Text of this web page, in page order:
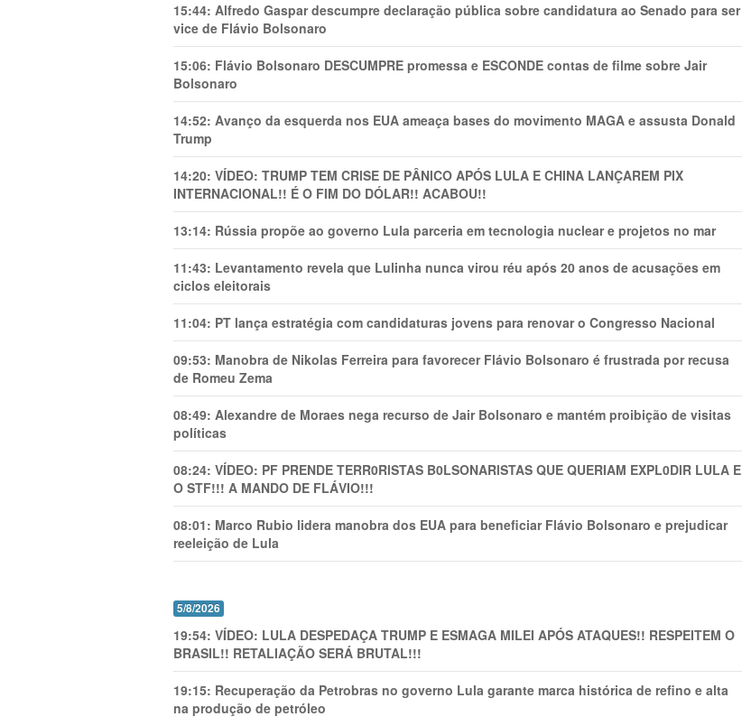
15:44: Alfredo Gaspar descumpre declaração pública sobre candidatura ao Senado para ser
vice de Flávio Bolsonaro
15:06: Flávio Bolsonaro DESCUMPRE promessa e ESCONDE contas de filme sobre Jair
Bolsonaro
14:52: Avanço da esquerda nos EUA ameaça bases do movimento MAGA e assusta Donald
Trump
14:20: VÍDEO: TRUMP TEM CRlSE DE PÂNlCO APÓS LULA E CHINA LANÇAREM PIX
INTERNACIONAL!! É O FIM DO DÓLAR!! ACABOU!!
13:14: Rússia propõe ao governo Lula parceria em tecnologia nuclear e projetos no mar
11:43: Levantamento revela que Lulinha nunca virou réu após 20 anos de acusações em
ciclos eleitorais
11:04: PT lança estratégia com candidaturas jovens para renovar o Congresso Nacional
09:53: Manobra de Nikolas Ferreira para favorecer Flávio Bolsonaro é frustrada por recusa
de Romeu Zema
08:49: Alexandre de Moraes nega recurso de Jair Bolsonaro e mantém proibição de visitas
políticas
08:24: VÍDEO: PF PRENDE TERR0RlSTAS B0LSONARlSTAS QUE QUERIAM EXPL0DlR LULA E
O STF!!! A MANDO DE FLÁVIO!!!
08:01: Marco Rubio lidera manobra dos EUA para beneficiar Flávio Bolsonaro e prejudicar
reeleição de Lula
5/8/2026
19:54: VÍDEO: LULA DESPEDAÇA TRUMP E ESMAGA MILEI APÓS ATAQUES!! RESPEITEM O
BRASIL!! RETALIAÇÃO SERÁ BRUTAL!!!
19:15: Recuperação da Petrobras no governo Lula garante marca histórica de refino e alta
na produção de petróleo